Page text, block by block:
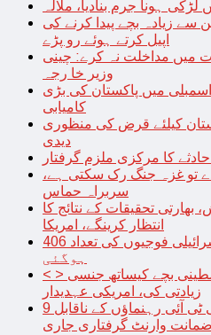
ہونا جرم بنادیا، ملالہ
سے زیادہ بچے پیدا کرنے کی
اپیل کرتے ہوئے رو پڑے
میں مداخلت نہ کرے: چینی
وزیر خا رجہ
میں پاکستان کی بڑی
کامیابی
کیلئے قرض کی منظوری
دیدی
کا مرکزی ملزم گرفتار
تو غزہ جنگ رک سکتی ہے،
سربراہ حماس
تحقیقات کے نتائج کا
انتظار کرینگے، امریکا
غزہ کے آپریشن میں ہلاک اسرائیلی فوجیوں کی تعداد 406
ہوگئی
< > اسرائیلی فوج نے جیل میں فلسطینی بچے کیساتھ جنسی
زیادتی کی، امریکی عہدیدار
9 مئی جلاؤگھیراؤ کیس: 8 پی ٹی آئی رہنماؤں کے ناقابل
ضمانت وارنٹ گرفتاری جاری